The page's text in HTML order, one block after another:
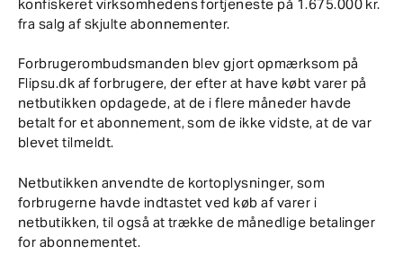
konfiskeret virksomhedens fortjeneste på 1.675.000 kr.
fra salg af skjulte abonnementer.
Forbrugerombudsmanden blev gjort opmærksom på
Flipsu.dk af forbrugere, der efter at have købt varer på
netbutikken opdagede, at de i flere måneder havde
betalt for et abonnement, som de ikke vidste, at de var
blevet tilmeldt.
Netbutikken anvendte de kortoplysninger, som
forbrugerne havde indtastet ved køb af varer i
netbutikken, til også at trække de månedlige betalinger
for abonnementet.